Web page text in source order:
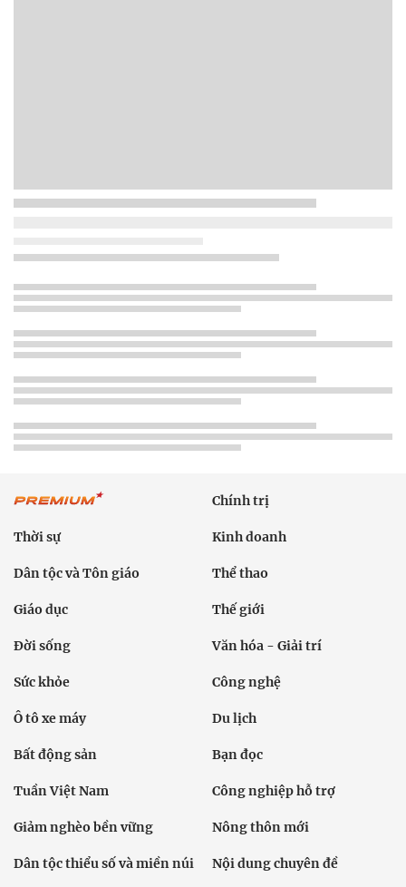
Chính trị
Thời sự Kinh doanh
Dân tộc và Tôn giáo Thể thao
Giáo dục Thế giới
Đời sống Văn hóa - Giải trí
Sức khỏe Công nghệ
Ô tô xe máy Du lịch
Bất động sản Bạn đọc
Tuần Việt Nam Công nghiệp hỗ trợ
Giảm nghèo bền vững Nông thôn mới
Dân tộc thiểu số và miền núi Nội dung chuyên đề